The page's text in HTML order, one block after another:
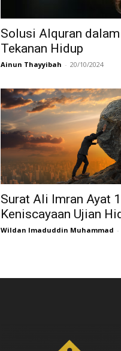
Referensi
di
Indonesia
Solusi Alquran
Tekanan Hidup
Ainun Thayyibah - 20/10/2024
Surat Ali Imran Ayat
Keniscayaan Ujian
Wildan Imaduddin Muhammad -